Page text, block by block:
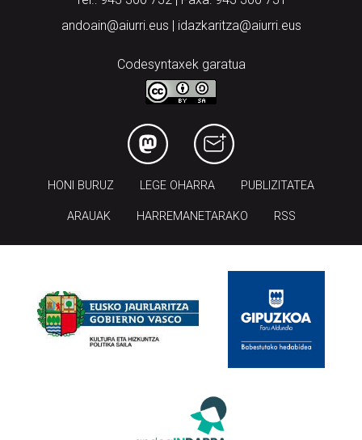
andoain@aiurri.eus | idazkaritza@aiurri.eus
Codesyntaxek garatua
HONI BURUZ LEGE OHARRA PUBLIZITATEA
ARAUAK HARREMANETARAKO RSS